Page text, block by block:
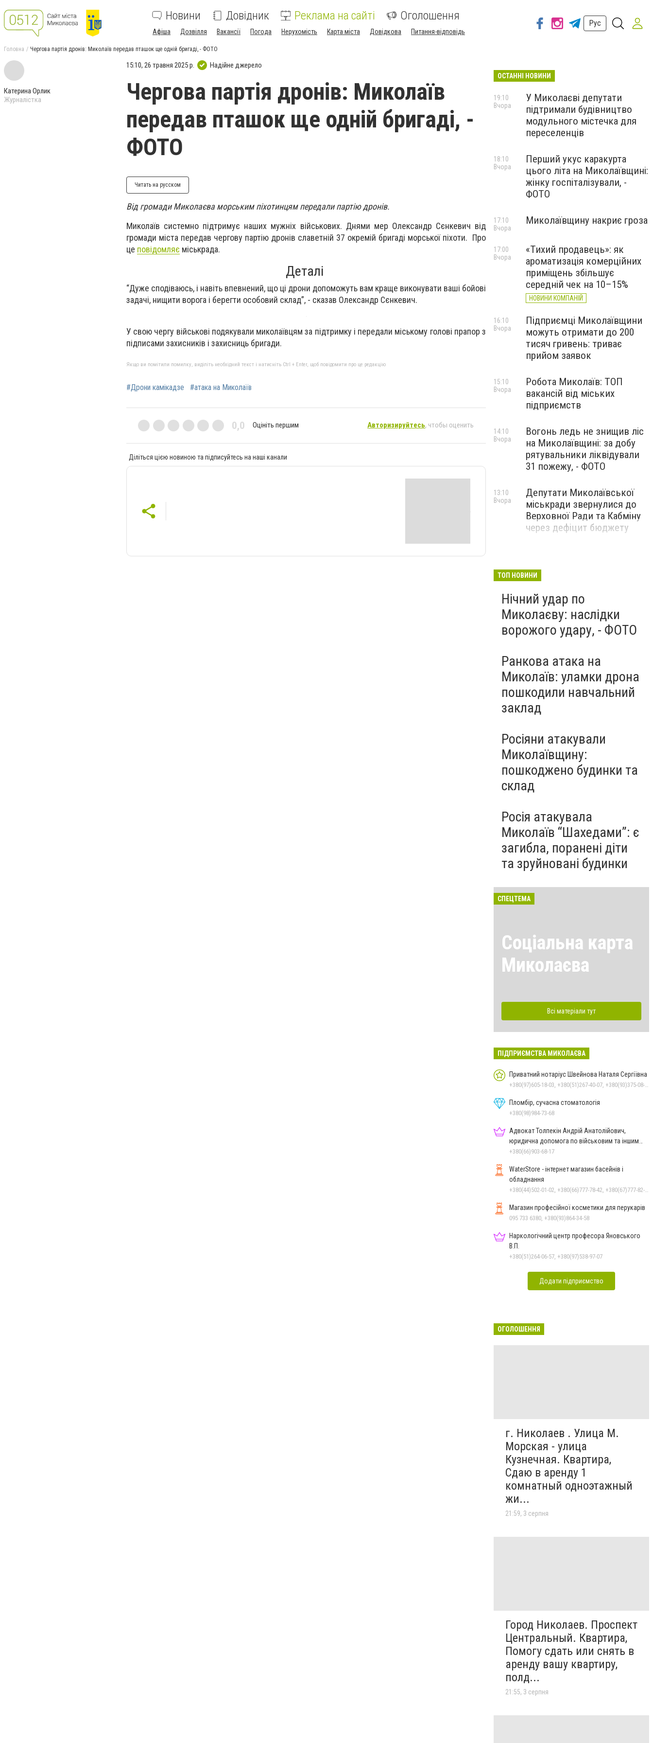
Новини Довідник Реклама на сайті Оголошення
Афіша Дозвілля Вакансії Погода Нерухомість Карта міста Довідкова Питання-відповідь
Рус
Головна Чергова партія дронів: Миколаїв передав пташок ще одній бригаді, - ФОТО
Катерина Орлик
Журналістка
15:10, 26 травня 2025 р. Надійне джерело
Чергова партія дронів: Миколаїв
передав пташок ще одній бригаді, -
ФОТО
Читать на русском
Від громади Миколаєва морським піхотинцям передали партію дронів.
Миколаїв системно підтримує наших мужніх військових. Днями мер Олександр Сєнкевич від
громади міста передав чергову партію дронів славетній 37 окремій бригаді морської піхоти. Про
це повідомляє міськрада.
Деталі
“Дуже сподіваюсь, і навіть впевнений, що ці дрони допоможуть вам краще виконувати ваші бойові
задачі, нищити ворога і берегти особовий склад”, - сказав Олександр Сєнкевич.
У свою чергу військові подякували миколаївцям за підтримку і передали міському голові прапор з
підписами захисників і захисниць бригади.
Якщо ви помітили помилку, виділіть необхідний текст і натисніть Ctrl + Enter, щоб повідомити про це редакцію
#Дрони камікадзе #атака на Миколаїв
0,0 Оцініть першим Авторизируйтесь, чтобы оценить
Діліться цією новиною та підписуйтесь на наші канали
ОСТАННІ НОВИНИ
У Миколаєві депутати
підтримали будівництво
модульного містечка для
переселенців
19:10
Вчора
Перший укус каракурта
цього літа на Миколаївщині:
жінку госпіталізували, -
ФОТО
18:10
Вчора
Миколаївщину накриє гроза
17:10
Вчора
«Тихий продавець»: як
ароматизація комерційних
приміщень збільшує
середній чек на 10–15%
НОВИНИ КОМПАНІЙ
17:00
Вчора
Підприємці Миколаївщини
можуть отримати до 200
тисяч гривень: триває
прийом заявок
16:10
Вчора
Робота Миколаїв: ТОП
вакансій від міських
підприємств
15:10
Вчора
Вогонь ледь не знищив ліс
на Миколаївщині: за добу
рятувальники ліквідували
31 пожежу, - ФОТО
14:10
Вчора
Депутати Миколаївської
міськради звернулися до
Верховної Ради та Кабміну
через дефіцит бюджету
13:10
Вчора
ТОП НОВИНИ
Нічний удар по
Миколаєву: наслідки
ворожого удару, - ФОТО
Ранкова атака на
Миколаїв: уламки дрона
пошкодили навчальний
заклад
Росіяни атакували
Миколаївщину:
пошкоджено будинки та
склад
Росія атакувала
Миколаїв “Шахедами”: є
загибла, поранені діти
та зруйновані будинки
СПЕЦТЕМА
Соціальна карта
Миколаєва
Всі матеріали тут
ПІДПРИЄМСТВА МИКОЛАЄВА
Приватний нотаріус Швейнова Наталя Сергіївна
Пломбір, сучасна стоматологія
+380(98)984-73-68
Адвокат Толпекін Андрій Анатолійович,
юридична допомога по військовим та іншим
справам
+380(66)903-68-17
WaterStore - інтернет магазин басейнів і
обладнання
Магазин професійної косметики для перукарів
095 733 6380, +380(93)864-34-58
Наркологічний центр професора Яновського
В.П.
+380(51)264-06-57, +380(97)538-97-07
Додати підприємство
ОГОЛОШЕННЯ
г. Николаев . Улица М.
Морская - улица
Кузнечная. Квартира,
Сдаю в аренду 1
комнатный одноэтажный
жи...
21:59, 3 серпня
Город Николаев. Проспект
Центральный. Квартира,
Помогу сдать или снять в
аренду вашу квартиру,
полд...
21:55, 3 серпня